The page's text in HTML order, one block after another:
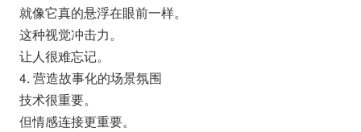
就像它真的悬浮在眼前一样。
这种视觉冲击力。
让人很难忘记。
4. 营造故事化的场景氛围
技术很重要。
但情感连接更重要。